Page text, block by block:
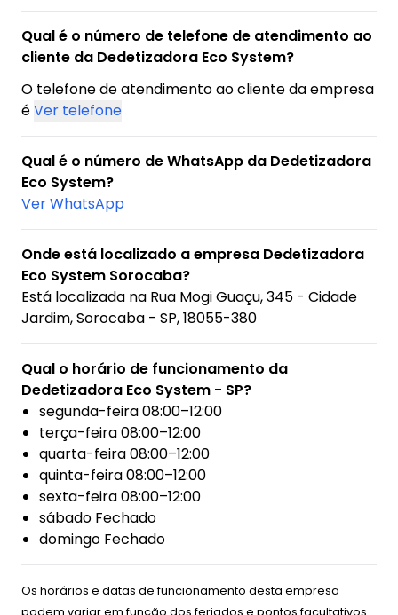
Qual é o número de telefone de atendimento ao
cliente da Dedetizadora Eco System?
O telefone de atendimento ao cliente da empresa
éVer telefone
Qual é o número de WhatsApp da Dedetizadora
Eco System?
Ver WhatsApp
Onde está localizado a empresa Dedetizadora
Eco System Sorocaba?
Está localizada na Rua Mogi Guaçu, 345 - Cidade
Jardim, Sorocaba - SP, 18055-380
Qual o horário de funcionamento da
Dedetizadora Eco System - SP?
segunda-feira 08:00–12:00
terça-feira 08:00–12:00
quarta-feira 08:00–12:00
quinta-feira 08:00–12:00
sexta-feira 08:00–12:00
sábado Fechado
domingo Fechado
Os horários e datas de funcionamento desta empresa